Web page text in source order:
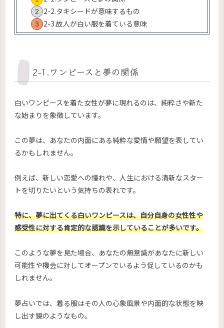
2-2.タキシードが意味するもの
2-3.故人が白い服を着ている意味
2-1.ワンピースと夢の関係
白いワンピースを着た女性が夢に現れるのは、純粋さや新た
な始まりを象徴しています。
この夢は、あなたの内面にある純粋な愛情や願望を表してい
るかもしれません。
例えば、新しい恋愛への憧れや、人生における清新なスター
トを切りたいという気持ちの表れです。
特に、夢に出てくる白いワンピースは、自分自身の女性性や
感受性に対する肯定的な認識を示していることが多いです。
このような夢を見た場合、あなたの無意識があなたに新しい
可能性や機会に対してオープンでいるよう促しているのかも
しれません。
夢占いでは、着る服はその人の心象風景や内面的な状態を映
し出す鏡のようなもの。